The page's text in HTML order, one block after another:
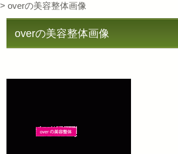
> overの美容整体画像
overの美容整体画像